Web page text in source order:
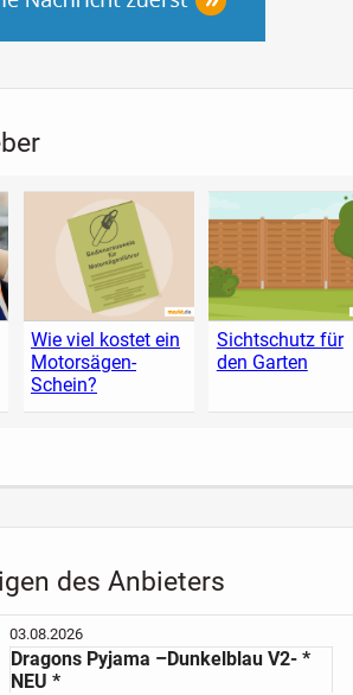
Wie viel kostet ein
Motorsägen-
Schein?
Sichtschutz für
den Garten
des Anbieters
03.08.2026
Dragons Pyjama –Dunkelblau V2- *
NEU *